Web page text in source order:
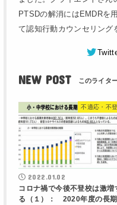
PTSDの解消にはEMDRを
て認知行動カウンセリング
NEW POST
不適応・不
2022.01.02
コロナ禍で今後不登校は激増
る（１）： 2020年度の長